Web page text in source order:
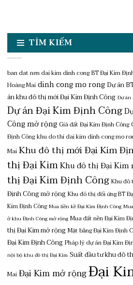
TÌM KIẾM
ban dat nen dai kim dinh congBT Đại Kim
Hoàng Maidinh cong mo rongDự án
án khu đô thị mới Đại Kim Định Công Dự
Dự án Đại Kim Định Công
Công mở rộngGiá đất Đại Kim Định Công
Định Côngkhu do thi dai kim dinh cong mo
MaiKhu đô thị mới Đại Kim
thị Đại KimKhu đô thị Đại Kim
thị Đại Kim Định CôngKhu đô
Định Công mở rộngKhu đô thị đối ứng BT
Kim Định Công Mua liền kề Đại Kim Định Công
ở khu Định Công mở rộng Mua đất nền Đại Kim
thị Đại Kim mở rộngMặt bằng Đại Kim Định
Đại Kim Định CôngPháp lý dự án Đại Kim
nội bộ khu đô thị Đại Kim Suất đầu tư khu đô
MaiĐại Kim mở rộngĐại